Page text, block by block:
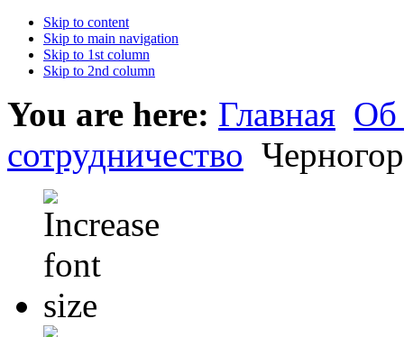
Skip to content
Skip to main navigation
Skip to 1st column
Skip to 2nd column
You are here: Главная Об
сотрудничество